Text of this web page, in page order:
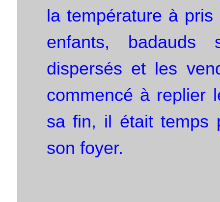
la température à
enfants, badauds
dispersés et les
commencé à replier
sa fin, il était temps
son foyer.